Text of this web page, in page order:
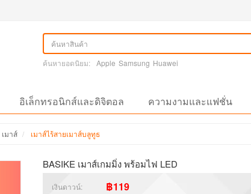
ค้นหายอดนิยม: Apple Samsung Huawei
อิเล็กทรอนิกส์และดิจิตอล ความงามและแฟชั่น
เมาส์ เมาส์ไร้สายเมาส์บลูทูธ
BASIKE เมาส์เกมมิ่ง พร้อมไฟ LED
เงินดาวน์: ฿119